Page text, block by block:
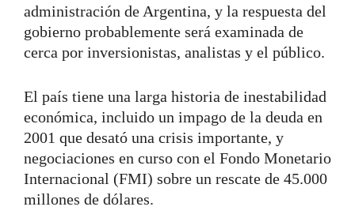
administración de Argentina, y la respuesta del
gobierno probablemente será examinada de
cerca por inversionistas, analistas y el público.
El país tiene una larga historia de inestabilidad
económica, incluido un impago de la deuda en
2001 que desató una crisis importante, y
negociaciones en curso con el Fondo Monetario
Internacional (FMI) sobre un rescate de 45.000
millones de dólares.